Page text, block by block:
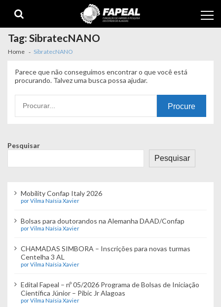
navigation
content
Tag:SibratecNANO
Home SibratecNANO
Parece que não conseguimos encontrar o que você está
procurando. Talvez uma busca possa ajudar.
por:
Pesquisar
Pesquisar
Mobility Confap Italy 2026
por Vilma Naísia Xavier
Bolsas para doutorandos na Alemanha DAAD/Confap
por Vilma Naísia Xavier
CHAMADAS SIMBORA – Inscrições para novas turmas
Centelha 3 AL
por Vilma Naísia Xavier
Edital Fapeal – nº 05/2026 Programa de Bolsas de Iniciação
Científica Júnior – Pibic Jr Alagoas
por Vilma Naísia Xavier